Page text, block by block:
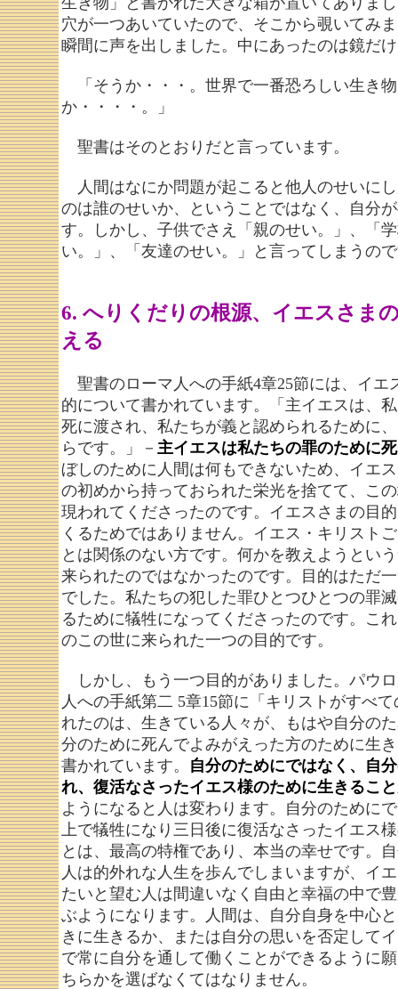
穴が一つあいていたので、そこから覗いてみ
瞬間に声を出しました。中にあったのは鏡だ
「そうか・・・。世界で一番恐ろしい生き
か・・・・。」
聖書はそのとおりだと言っています。
人間はなにか問題が起こると他人のせいに
のは誰のせいか、ということではなく、自分
す。しかし、子供でさえ「親のせい。」、「
い。」、「友達のせい。」と言ってしまうの
6. へりくだりの根源、イエスさま
える
聖書のローマ人への手紙4章25節には、イエ
的について書かれています。「主イエスは、
死に渡され、私たちが義と認められるために
らです。」－ 主イエスは私たちの罪のために
ぼしのために人間は何もできないため、イエ
の初めから持っておられた栄光を捨てて、こ
現われてくださったのです。イエスさまの目
くるためではありません。イエス・キリスト
とは関係のない方です。何かを教えようとい
来られたのではなかったのです。目的はただ
でした。私たちの犯した罪ひとつひとつの罪
るために犠牲になってくださったのです。こ
のこの世に来られた一つの目的です。
しかし、もう一つ目的がありました。パウ
人への手紙第二 5章15節に「キリストがすべ
れたのは、生きている人々が、もはや自分の
分のために死んでよみがえった方のために生
書かれています。
自分のためにではなく、自
れ、復活なさったイエス様のために生きるこ
ようになると人は変わります。自分のために
上で犠牲になり三日後に復活なさったイエス
とは、最高の特権であり、本当の幸せです。
人は的外れな人生を歩んでしまいますが、イ
たいと望む人は間違いなく自由と幸福の中で
ぶようになります。人間は、自分自身を中心
きに生きるか、または自分の思いを否定して
で常に自分を通して働くことができるように
ちらかを選ばなくてはなりません。